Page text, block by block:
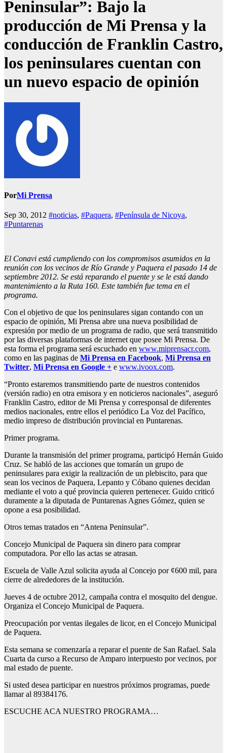
Peninsular”: Bajo la
producción de Mi Prensa y la
conducción de Franklin Castro,
los peninsulares cuentan con
un nuevo espacio de opinión
PorMi Prensa
Sep 30, 2012 #noticias, #Paquera, #Península de Nicoya,
#Puntarenas
El Conavi está cumpliendo con los compromisos asumidos en la
reunión con los vecinos de Río Grande y Paquera el pasado 14 de
septiembre 2012. Se está reparando el puente y se le está dando
mantenimiento a la Ruta 160. Este también fue tema en el
programa.
Con el objetivo de que los peninsulares sigan contando con un
espacio de opinión, Mi Prensa abre una nueva posibilidad de
expresión por medio de un programa de radio, que será transmitido
por las diversas plataformas de internet que posee Mi Prensa. De
esta forma el programa será escuchado en www.miprensacr.com,
como en las paginas de Mi Prensa en Facebook, Mi Prensa en
Twitter, Mi Prensa en Google + e www.ivoox.com.
“Pronto estaremos transmitiendo parte de nuestros contenidos
(versión radio) en otra emisora y en noticieros nacionales”, aseguró
Franklin Castro, editor de Mi Prensa y corresponsal de diferentes
medios nacionales, entre ellos el periódico La Voz del Pacífico,
medio impreso de distribución provincial en Puntarenas.
Primer programa.
Durante la transmisión del primer programa, participó Hernán Guido
Cruz. Se habló de las acciones que tomarán un grupo de
peninsulares para exigir la realización de un plebiscito, para que
sean los vecinos de Paquera, Lepanto y Cóbano quienes decidan
mediante el voto a qué provincia quieren pertenecer. Guido criticó
duramente a la diputada de Puntarenas Agnes Gómez, quien se
opone a esa posibilidad.
Otros temas tratados en “Antena Peninsular”.
Concejo Municipal de Paquera sin dinero para comprar
computadora. Por ello las actas se atrasan.
Escuela de Valle Azul solicita ayuda al Concejo por ¢600 mil, para
cierre de alrededores de la institución.
Jueves 4 de octubre 2012, campaña contra el mosquito del dengue.
Organiza el Concejo Municipal de Paquera.
Preocupación por ventas ilegales de licor, en el Concejo Municipal
de Paquera.
Esta semana se comenzaría a reparar el puente de San Rafael. Sala
Cuarta da curso a Recurso de Amparo interpuesto por vecinos, por
mal estado de puente.
Si usted desea participar en nuestros próximos programas, puede
llamar al 89384176.
ESCUCHE ACA NUESTRO PROGRAMA…